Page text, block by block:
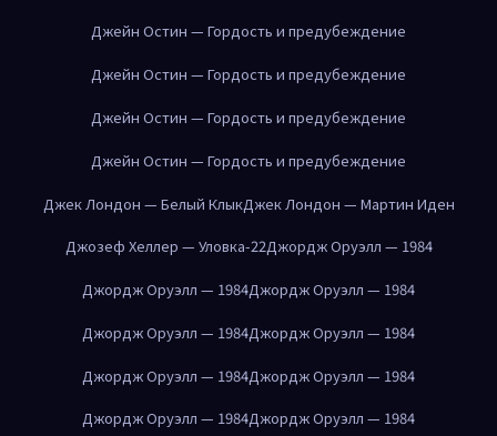
Джейн Остин — Гордость и предубеждение
Джейн Остин — Гордость и предубеждение
Джейн Остин — Гордость и предубеждение
Джейн Остин — Гордость и предубеждение
Джек Лондон — Белый КлыкДжек Лондон — Мартин Иден
Джозеф Хеллер — Уловка-22Джордж Оруэлл — 1984
Джордж Оруэлл — 1984Джордж Оруэлл — 1984
Джордж Оруэлл — 1984Джордж Оруэлл — 1984
Джордж Оруэлл — 1984Джордж Оруэлл — 1984
Джордж Оруэлл — 1984Джордж Оруэлл — 1984